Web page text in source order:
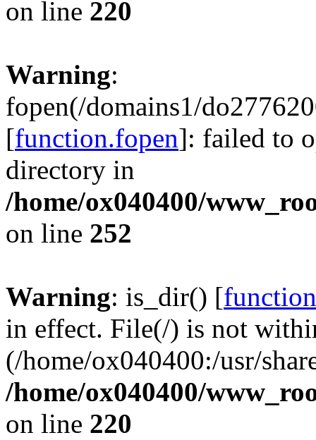
on line 220
Warning:
fopen(/domains1/
[function.fopen]: failed to
directory in
/home/ox040400/
on line 252
Warning: is_dir() [
in effect. File(/) is not
(/home/ox040400:/usr/
/home/ox040400/
on line 220